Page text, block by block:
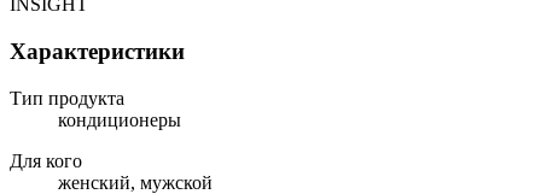
INSIGHT
Характеристики
Тип продукта
кондиционеры
Для кого
женский, мужской